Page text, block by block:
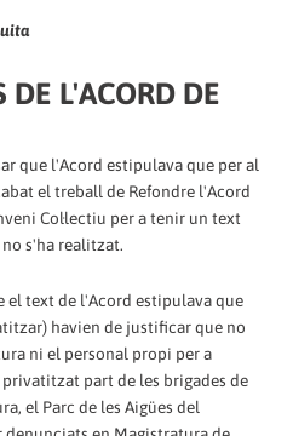
L'ACORD DE
que l'Acord estipulava que per al
el treball de Refondre l'Acord
Col·lectiu per a tenir un text
s'ha realitzat.
el text de l'Acord estipulava que
havien de justificar que no
ni el personal propi per a
part de les brigades de
el Parc de les Aigües del